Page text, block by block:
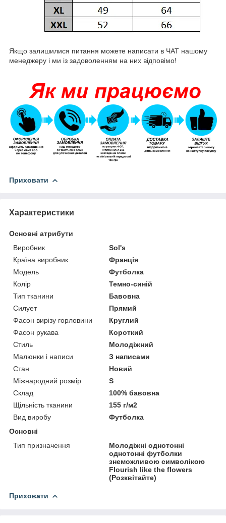
Якщо залишилися питання можете написати в ЧАТ нашому
менеджеру і ми із задоволенням на них відповімо!
Приховати
Характеристики
Основні атрибути
Виробник
Sol's
Країна виробник
Франція
Модель
Футболка
Колір
Темно-синій
Тип тканини
Бавовна
Силует
Прямий
Фасон вирізу горловини
Круглий
Фасон рукава
Короткий
Стиль
Молодіжний
Малюнки і написи
З написами
Стан
Новий
Міжнародний розмір
S
Склад
100% бавовна
Щільність тканини
155 г/м2
Вид виробу
Футболка
Основні
Тип призначення
Молодіжні однотонні
однотонні футболки
знеможливою символікою
Flourish like the flowers
(Розквітайте)
Приховати